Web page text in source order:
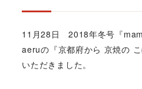
11月28日 2018年冬号『
aeruの『京都府から 京焼の
いただきました。